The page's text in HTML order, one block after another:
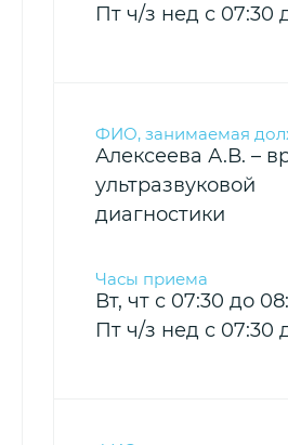
Пт ч/з нед с 07:30
Алексеева А.В. –
ультразвуковой
диагностики
Вт, чт с 07:30 до
Пт ч/з нед с 07:30